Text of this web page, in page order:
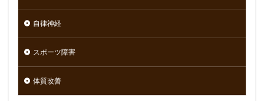
自律神経
スポーツ障害
体質改善